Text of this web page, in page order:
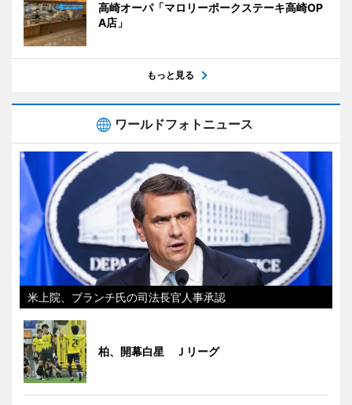
高崎オーパ「マロリーポークステーキ高崎OP
A店」
もっと見る
ワールドフォトニュース
米上院、ブランチ氏の司法長官人事承認
柏、開幕白星 Ｊリーグ